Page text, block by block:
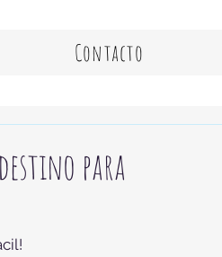
Contacto
para